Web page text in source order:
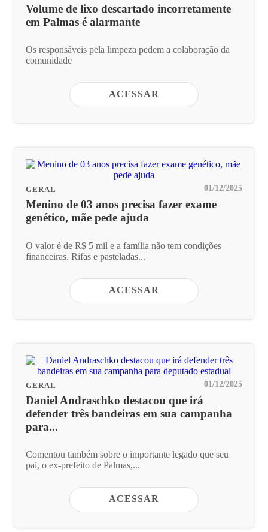
Volume de lixo descartado incorretamente
em Palmas é alarmante
Os responsáveis pela limpeza pedem a colaboração da
comunidade
ACESSAR
GERAL 01/12/2025
Menino de 03 anos precisa fazer exame
genético, mãe pede ajuda
O valor é de R$ 5 mil e a família não tem condições
financeiras. Rifas e pasteladas...
ACESSAR
GERAL 01/12/2025
Daniel Andraschko destacou que irá
defender três bandeiras em sua campanha
para...
Comentou também sobre o importante legado que seu
pai, o ex-prefeito de Palmas,...
ACESSAR